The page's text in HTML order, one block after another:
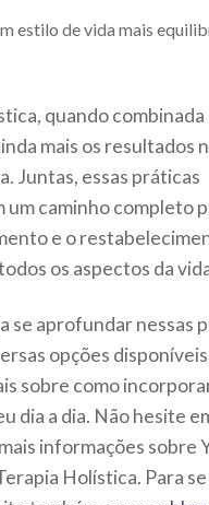
estilo de vida mais
quando combinada
mais os resultados
Juntas, essas práticas
um caminho completo
e o
os aspectos da
se aprofundar nessas
opções
sobre como
dia a dia. Não hesite
informações sobre
Holística. Para